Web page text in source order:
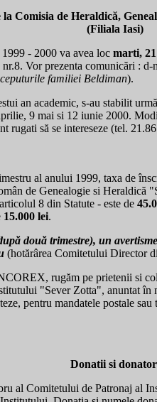
la Comisia de Heraldică,
(Filiala Iasi)
- 2000 va avea loc marti, 21
Vor prezenta comunicări :
familiei Beldiman).
an academic, s-au stabilit
9 mai si 12 iunie 2000.
rugati să se intereseze (tel.
al anului 1999, taxa de
de Genealogie si Heraldică
8 din Statute - este de
15.000 lei.
două trimestre), un
(hotărârea Comitetului Director
rugăm pe prietenii si
"Sever Zotta", anuntat în
pentru mandatele postale
Donatii si
al Comitetului de Patronaj al